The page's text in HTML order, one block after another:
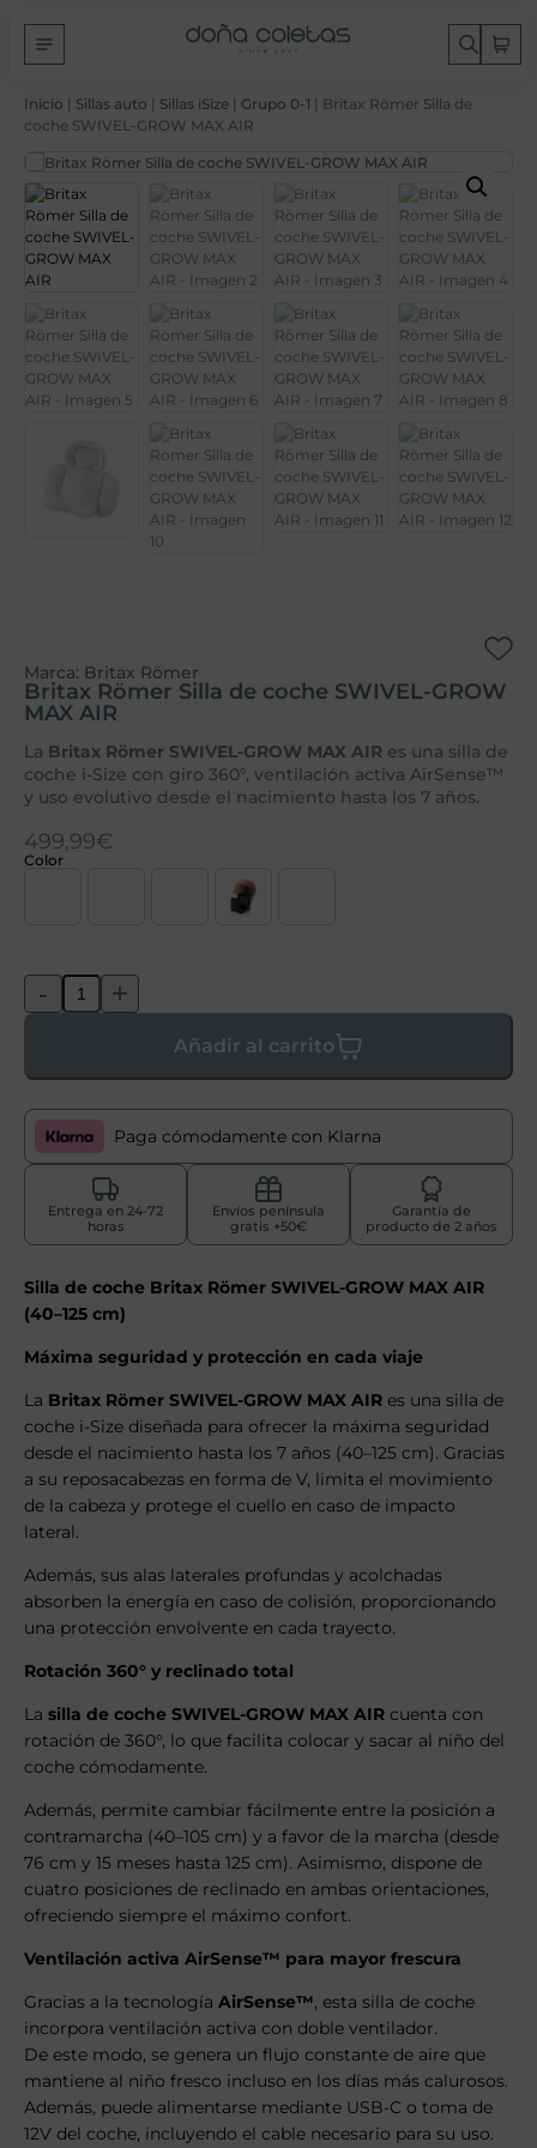
Inicio | Sillas auto | Sillas iSize | Grupo 0-1 | Britax Römer Silla de
coche SWIVEL-GROW MAX AIR
Marca: Britax Römer
Britax Römer Silla de coche SWIVEL-GROW
MAX AIR
La Britax Römer SWIVEL-GROW MAX AIR es una silla de
coche i-Size con giro 360°, ventilación activa AirSense™
y uso evolutivo desde el nacimiento hasta los 7 años.
499,99€
Color
- +
Añadir al carrito
Paga cómodamente con Klarna
Entrega en 24-72
horas
Envíos península
gratis +50€
Garantía de
producto de 2 años
Silla de coche Britax Römer SWIVEL-GROW MAX AIR
(40–125 cm)
Máxima seguridad y protección en cada viaje
La Britax Römer SWIVEL-GROW MAX AIR es una silla de
coche i-Size diseñada para ofrecer la máxima seguridad
desde el nacimiento hasta los 7 años (40–125 cm). Gracias
a su reposacabezas en forma de V, limita el movimiento
de la cabeza y protege el cuello en caso de impacto
lateral.
Además, sus alas laterales profundas y acolchadas
absorben la energía en caso de colisión, proporcionando
una protección envolvente en cada trayecto.
Rotación 360° y reclinado total
La silla de coche SWIVEL-GROW MAX AIR cuenta con
rotación de 360°, lo que facilita colocar y sacar al niño del
coche cómodamente.
Además, permite cambiar fácilmente entre la posición a
contramarcha (40–105 cm) y a favor de la marcha (desde
76 cm y 15 meses hasta 125 cm). Asimismo, dispone de
cuatro posiciones de reclinado en ambas orientaciones,
ofreciendo siempre el máximo confort.
Ventilación activa AirSense™ para mayor frescura
Gracias a la tecnología AirSense™, esta silla de coche
incorpora ventilación activa con doble ventilador.
De este modo, se genera un flujo constante de aire que
mantiene al niño fresco incluso en los días más calurosos.
Además, puede alimentarse mediante USB-C o toma de
12V del coche, incluyendo el cable necesario para su uso.